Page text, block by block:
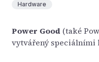
Hardware
Power Good (také
vytvářený speciálními